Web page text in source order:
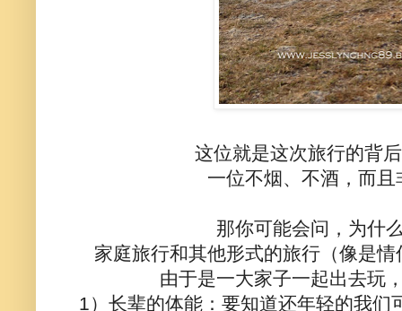
这位就是这次旅行的背
一位不烟、不酒，而
那你可能会问，为什
家庭旅行和其他形式的旅行（像是
由于是一大家子一起出去玩
1）长辈的体能：要知道还年轻的我